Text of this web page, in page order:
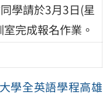
學請於3月3日(星
完成報名作業。
學全英語學程高雄